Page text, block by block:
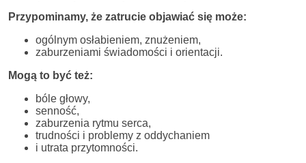
Przypominamy, że zatrucie objawiać się może:
ogólnym osłabieniem, znużeniem,
zaburzeniami świadomości i orientacji.
Mogą to być też:
bóle głowy,
senność,
zaburzenia rytmu serca,
trudności i problemy z oddychaniem
i utrata przytomności.